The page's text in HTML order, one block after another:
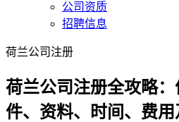
公司资质
招聘信息
荷兰公司注册
荷兰公司注册全攻略
件、资料、时间、费